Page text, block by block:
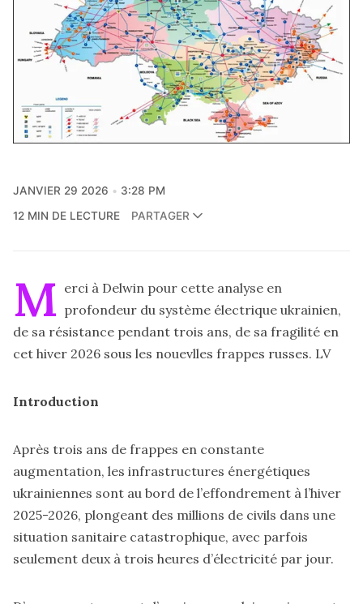
JANVIER 29 2026
3:28 PM
12 MIN DE LECTURE
PARTAGER
M erci à Delwin pour cette analyse en
profondeur du système électrique ukrainien,
de sa résistance pendant trois ans, de sa fragilité en
cet hiver 2026 sous les nouevlles frappes russes. LV
Introduction
Après trois ans de frappes en constante
augmentation, les infrastructures énergétiques
ukrainiennes sont au bord de l’effondrement à l’hiver
2025-2026, plongeant des millions de civils dans une
situation sanitaire catastrophique, avec parfois
seulement deux à trois heures d’électricité par jour.